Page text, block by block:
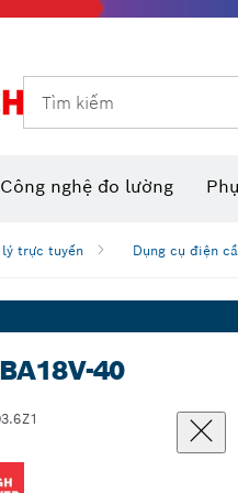
Tìm kiếm
Công nghệ đo lường
trực tuyến Dụng cụ điện
40